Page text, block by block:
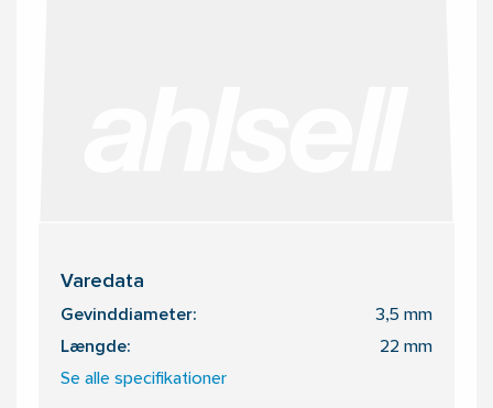
Varedata
Gevinddiameter: 3,5 mm
Længde: 22 mm
Se alle specifikationer